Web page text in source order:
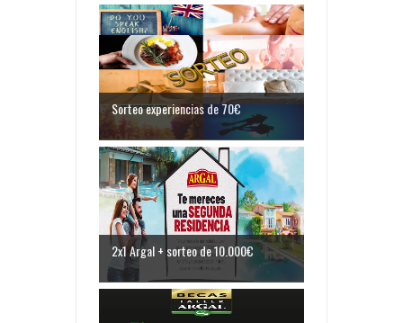
Sorteo experiencias de 70€
2x1 Argal + sorteo de 10.000€